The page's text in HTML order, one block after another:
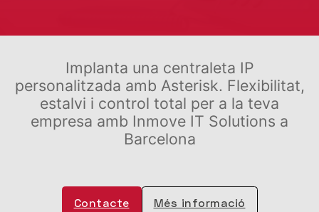
Implanta una centraleta IP
personalitzada amb Asterisk. Flexibilitat,
estalvi i control total per a la teva
empresa amb Inmove IT Solutions a
Barcelona
Contacte Més informació